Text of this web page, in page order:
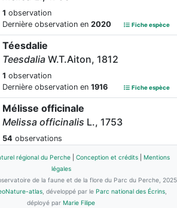
1 observation
Dernière observation en 2020 Fiche espèce
Téesdalie
Teesdalia W.T.Aiton, 1812
1 observation
Dernière observation en 1916 Fiche espèce
Mélisse officinale
Melissa officinalis L., 1753
54 observations
CirsiumMill., 1754
observations
régional du Perche Conception et crédits
Mentions
légales
de la faune et de la flore du Parc du Perche, 2025
atlas , développé par le Parc national des Écrins
déployé par Marie Filipe